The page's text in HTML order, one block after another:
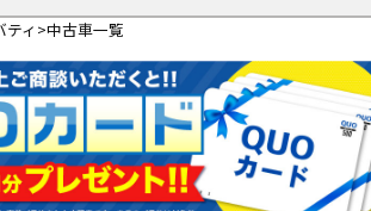
ィ 中古車一覧